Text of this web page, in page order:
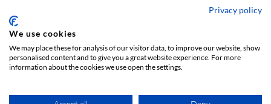
Privacy policy
We use cookies
We may place these for analysis of our visitor data, to improve our website, show
personalised content and to give you a great website experience. For more
information about the cookies we use open the settings.
Wir verwenden Cookies, um Ihnen die besten Erfahrungen auf